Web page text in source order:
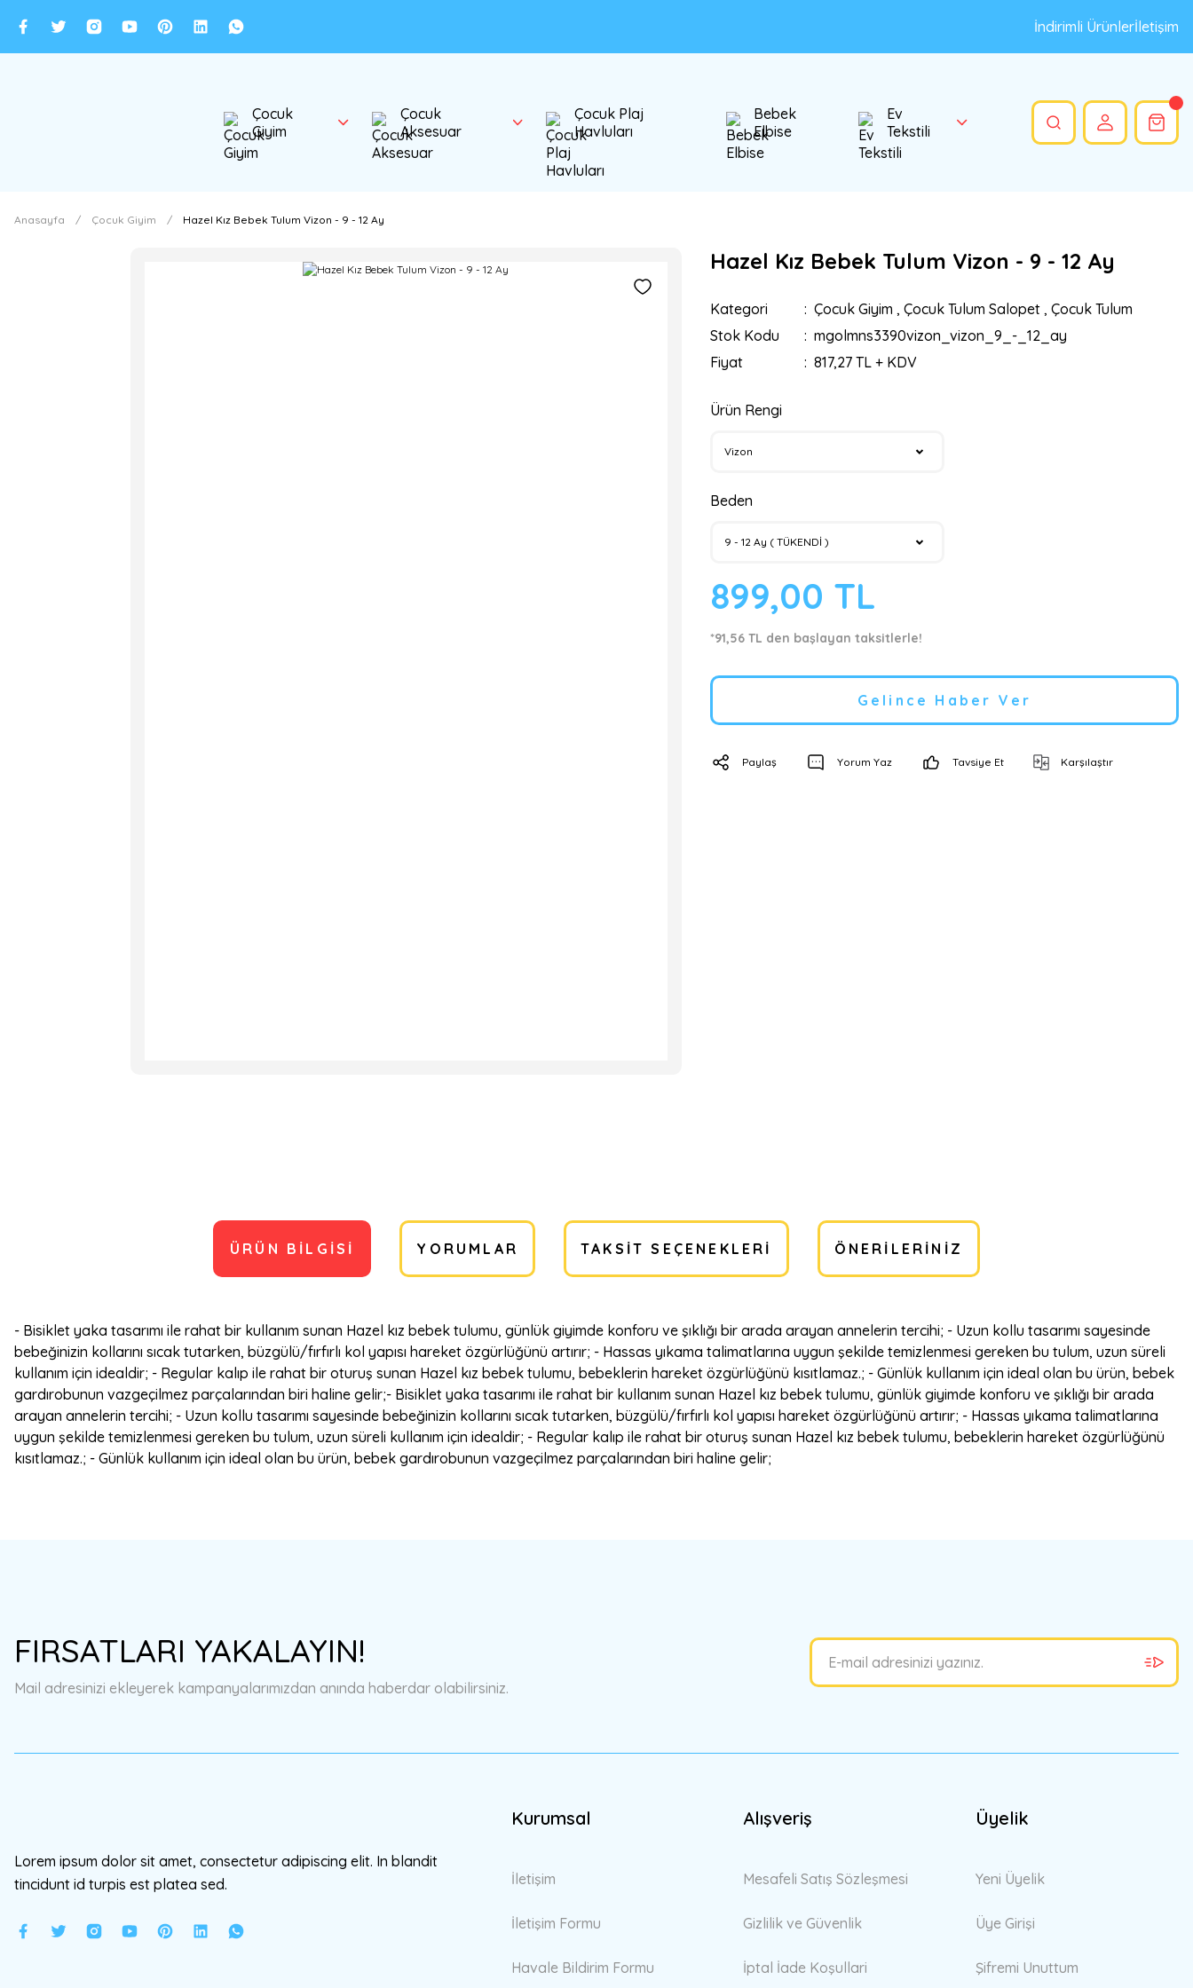
İndirimli Ürünlerİletişim
Çocuk
Giyim
Çocuk
Aksesuar
Çocuk Plaj
Havluları
Bebek
Elbise
Ev
Tekstili
Anasayfa Çocuk Giyim Hazel Kız Bebek Tulum Vizon - 9 - 12 Ay
Hazel Kız Bebek Tulum Vizon - 9 - 12 Ay
Kategori Çocuk Giyim , Çocuk Tulum Salopet , Çocuk Tulum
Stok Kodu
mgolmns3390vizon_vizon_9_-_12_ay
Fiyat
817,27 TL + KDV
Ürün Rengi
Beden
899,00 TL
*91,56 TL den başlayan taksitlerle!
Gelince Haber Ver
Paylaş Yorum Yaz Tavsiye Et Karşılaştır
ÜRÜN BILGISI YORUMLAR TAKSIT SEÇENEKLERI ÖNERILERINIZ
- Bisiklet yaka tasarımı ile rahat bir kullanım sunan Hazel kız bebek tulumu, günlük giyimde konforu ve şıklığı bir arada arayan annelerin tercihi; - Uzun kollu tasarımı sayesinde
bebeğinizin kollarını sıcak tutarken, büzgülü/fırfırlı kol yapısı hareket özgürlüğünü artırır; - Hassas yıkama talimatlarına uygun şekilde temizlenmesi gereken bu tulum, uzun süreli
kullanım için idealdir; - Regular kalıp ile rahat bir oturuş sunan Hazel kız bebek tulumu, bebeklerin hareket özgürlüğünü kısıtlamaz.; - Günlük kullanım için ideal olan bu ürün, bebek
gardırobunun vazgeçilmez parçalarından biri haline gelir;- Bisiklet yaka tasarımı ile rahat bir kullanım sunan Hazel kız bebek tulumu, günlük giyimde konforu ve şıklığı bir arada
arayan annelerin tercihi; - Uzun kollu tasarımı sayesinde bebeğinizin kollarını sıcak tutarken, büzgülü/fırfırlı kol yapısı hareket özgürlüğünü artırır; - Hassas yıkama talimatlarına
uygun şekilde temizlenmesi gereken bu tulum, uzun süreli kullanım için idealdir; - Regular kalıp ile rahat bir oturuş sunan Hazel kız bebek tulumu, bebeklerin hareket özgürlüğünü
kısıtlamaz.; - Günlük kullanım için ideal olan bu ürün, bebek gardırobunun vazgeçilmez parçalarından biri haline gelir;
Ürün açıklamasında eksik bilgiler bulunuyor.
Ürün fiyatı diğer sitelerden daha pahalı.
FIRSATLARI YAKALAYIN!
Mail adresinizi ekleyerek kampanyalarımızdan anında haberdar olabilirsiniz.
Lorem ipsum dolor sit amet, consectetur adipiscing elit. In blandit
tincidunt id turpis est platea sed.
Kurumsal
İletişim
İletişim Formu
Havale Bildirim Formu
Alışveriş
Mesafeli Satış Sözleşmesi
Gizlilik ve Güvenlik
İptal İade Koşullari
Üyelik
Yeni Üyelik
Üye Girişi
Şifremi Unuttum